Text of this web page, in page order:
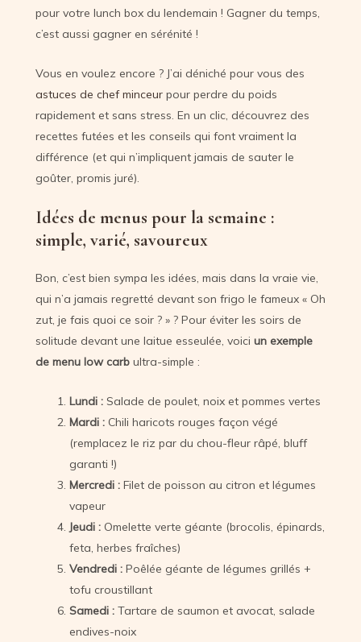
pour votre lunch box du lendemain ! Gagner du temps,
c’est aussi gagner en sérénité !
Vous en voulez encore ? J’ai déniché pour vous des
astuces de chef minceur pour perdre du poids
rapidement et sans stress. En un clic, découvrez des
recettes futées et les conseils qui font vraiment la
différence (et qui n’impliquent jamais de sauter le
goûter, promis juré).
Idées de menus pour la semaine :
simple, varié, savoureux
Bon, c’est bien sympa les idées, mais dans la vraie vie,
qui n’a jamais regretté devant son frigo le fameux « Oh
zut, je fais quoi ce soir ? » ? Pour éviter les soirs de
solitude devant une laitue esseulée, voici un exemple
de menu low carb ultra-simple :
Lundi : Salade de poulet, noix et pommes vertes
Mardi : Chili haricots rouges façon végé
(remplacez le riz par du chou-fleur râpé, bluff
garanti !)
Mercredi : Filet de poisson au citron et légumes
vapeur
Jeudi : Omelette verte géante (brocolis, épinards,
feta, herbes fraîches)
Vendredi : Poêlée géante de légumes grillés +
tofu croustillant
Samedi : Tartare de saumon et avocat, salade
endives-noix